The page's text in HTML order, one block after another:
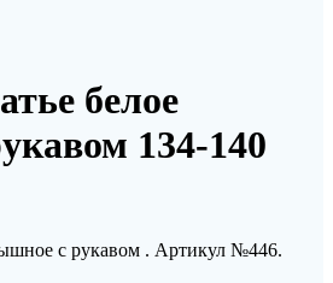
белое
134-140
с рукавом . Артикул №446.